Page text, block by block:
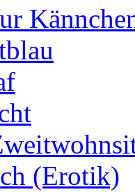
(Erotik)